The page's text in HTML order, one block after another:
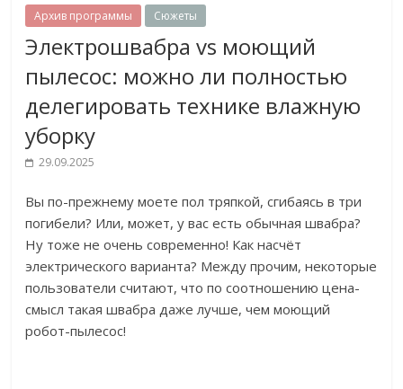
Архив программы Сюжеты
Электрошвабра vs моющий
пылесос: можно ли полностью
делегировать технике влажную
уборку
29.09.2025
Вы по-прежнему моете пол тряпкой, сгибаясь в три
погибели? Или, может, у вас есть обычная швабра?
Ну тоже не очень современно! Как насчёт
электрического варианта? Между прочим, некоторые
пользователи считают, что по соотношению цена-
смысл такая швабра даже лучше, чем моющий
робот-пылесос!